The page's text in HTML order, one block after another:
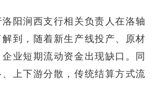
涧西支行相关负责人在洛轴
到，随着新生产线投产、原材
业短期流动资金出现缺口。同
上下游分散，传统结算方式流